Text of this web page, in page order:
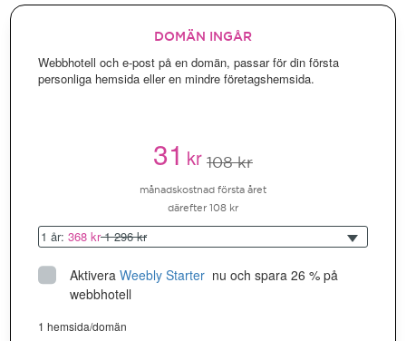
DOMÄN INGÅR
Webbhotell och e-post på en domän, passar för din första
personliga hemsida eller en mindre företagshemsida.
31kr 108 kr
månadskostnad första året
därefter 108 kr
1 år: 368 kr1 296 kr
Aktivera Weebly Starter nu och spara 26 % på
webbhotell
1 hemsida/domän